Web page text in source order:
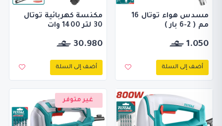
مسدس هواء توتال 16
مم ( 2-6 بار )
1.050
أضف إلى السلة
مكنسة كهربائية توتال
30 لتر 1400 وات
30.980
أضف إلى السلة
غير متوفر